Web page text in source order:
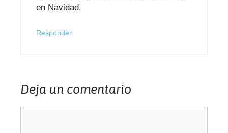
en Navidad.
Responder
Deja un comentario